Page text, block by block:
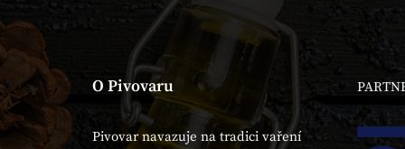
O Pivovaru
Pivovar navazuje na tradici vaření